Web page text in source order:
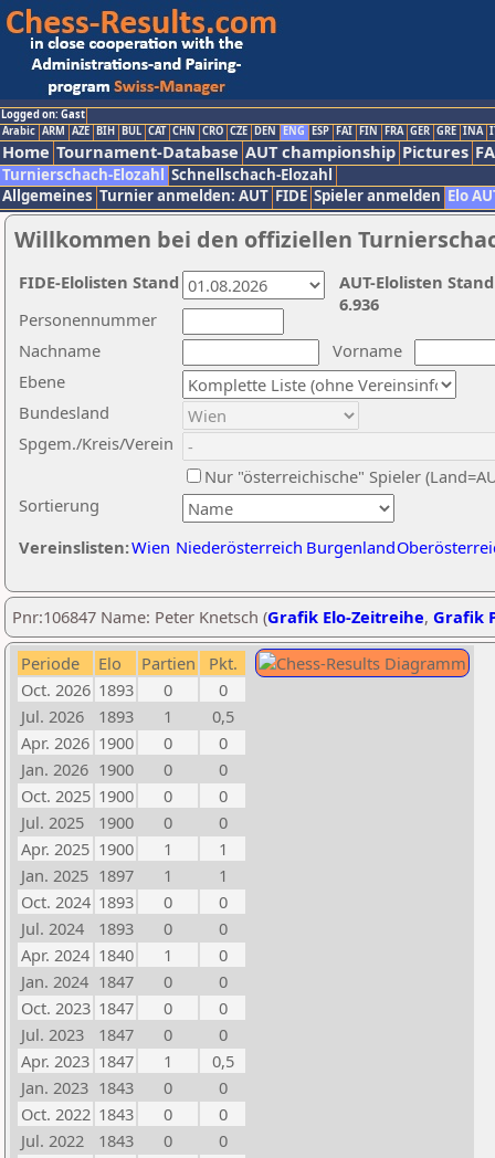
Logged on: Gast
Arabic ARM AZE BIH BUL CAT CHN CRO CZE DEN ENG ESP FAI FIN FRA GER GRE INA
Home Tournament-Database AUT championship Pictures
Turnierschach-Elozahl Schnellschach-Elozahl
Allgemeines Turnier anmelden: AUT FIDE Spieler anmelden Elo
Willkommen bei den offiziellen
Nachname
Vorname
Ebene
Sortierung
Personennummer
Bundesland
Spgem./Kreis/Verein
Nur "österreichische" Spieler
Vereinslisten:Wien Niederösterreich Burgenland
AUT-Elolisten
6.936
FIDE-Elolisten Stand
Pnr:106847 Name: Peter Knetsch (Grafik Elo-Zeitreihe, Grafik
Periode Elo Partien
Pkt.
Oct. 2026 1893 0
0
Jul. 2026
1893 1
0,5
Apr. 2026 1900 0
0
Jan. 2026 1900 0
0
Oct. 2025 1900 0
0
Jul. 2025
1900 0
0
Apr. 2025 1900 1
1
Jan. 2025 1897 1
1
Oct. 2024 1893 0
0
Jul. 2024
1893 0
0
Apr. 2024 1840 1
0
Jan. 2024 1847 0
0
Oct. 2023 1847 0
0
Jul. 2023
1847 0
0
Apr. 2023 1847 1
0,5
Jan. 2023 1843 0
0
Oct. 2022 1843 0
0
Jul. 2022
1843 0
0